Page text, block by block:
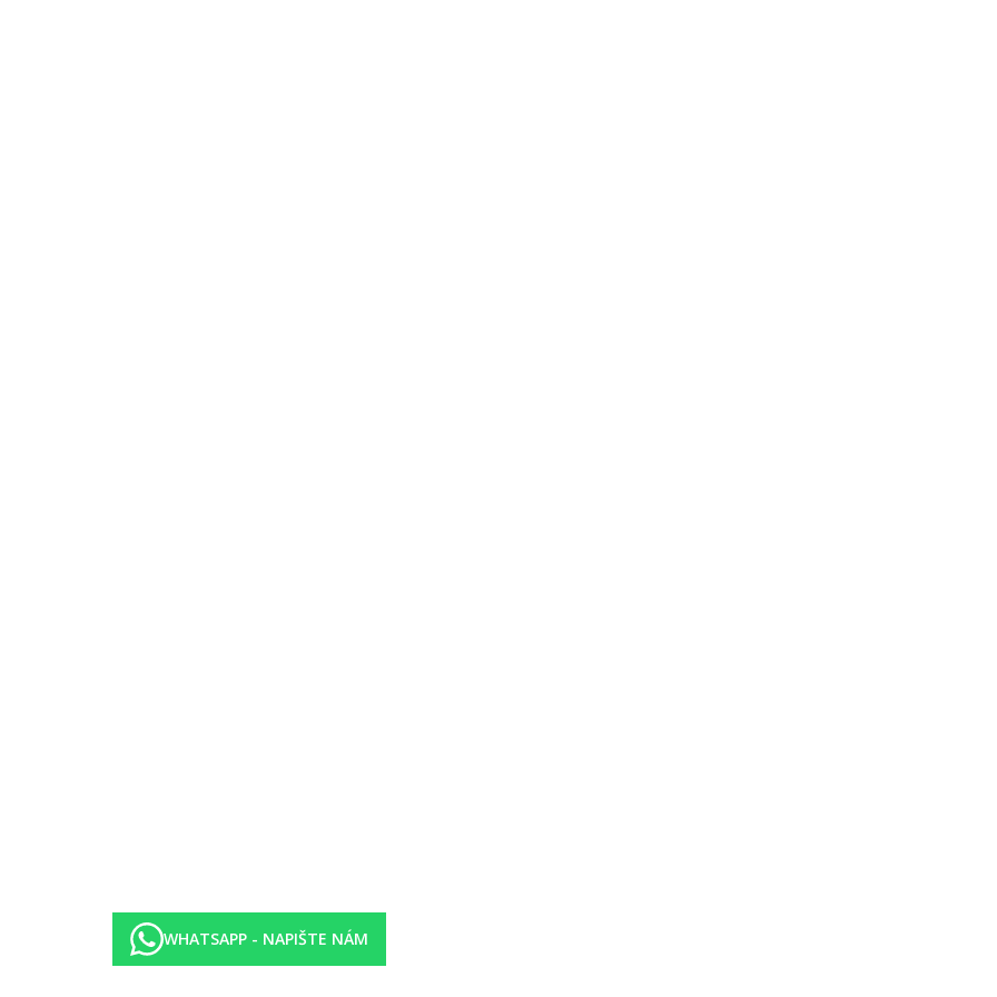
pokojů,. K vybavení hotelu patří recepce otevřená 24 hodin denně (přihlášení je možné od 15:00 hodin, odhlášení do 12:00 hodin), lobby
O blaho hostů se starají 3 restaurace (klimatizované). Wi-Fi je hotelovým hostům k dispozici zdarma. Dále má hotel konferenční prostor s
Pokojový servis, služba praní prádla, služba žehlení prádla a zdravotní služba jsou za poplatek.
hotelu. Půjčovna kol. Zábava pro dospělé: animační program s večerní show. Hlídání dětí: animační program pro děti od 5 - 12 let,
za poplatek), internetem (zdarma) a satelit.TV s plochou obrazovkou a také individuálně regulovatelnou klimatizací. Koupelna s vanou.
WHATSAPP - NAPIŠTE NÁM